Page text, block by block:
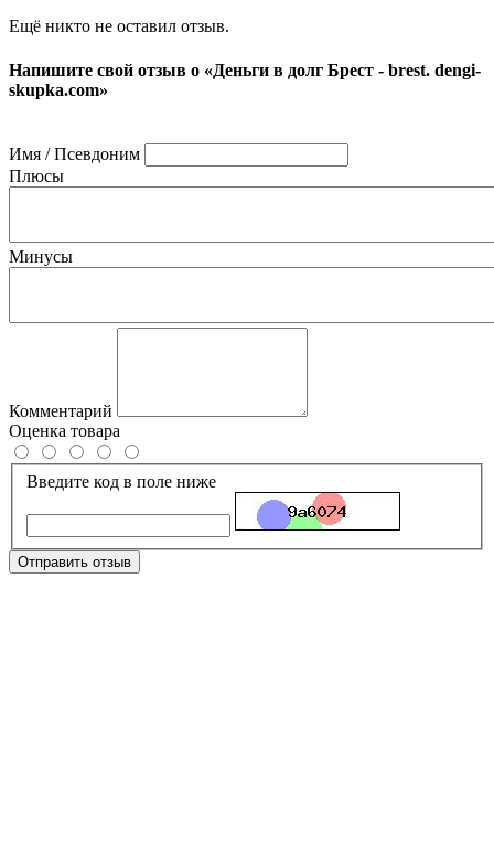
Ещё никто не оставил отзыв.
Напишите свой отзыв о «Деньги в долг Брест - brest. dengi-
skupka.com»
Имя / Псевдоним
Плюсы
Минусы
Комментарий
Оценка товара
Введите код в поле ниже
Отправить отзыв